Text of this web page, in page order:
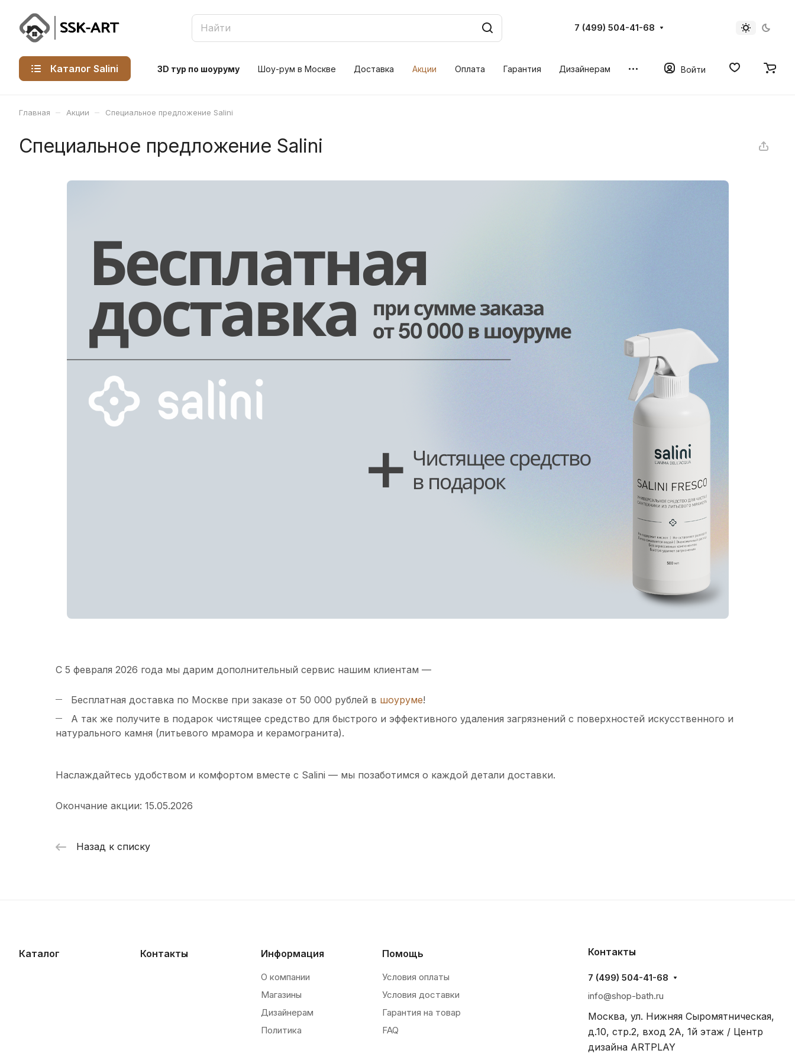
7 (499) 504-41-68
Каталог Salini 3D тур по шоуруму Шоу-рум в Москве Доставка Акции Оплата Гарантия Дизайнерам Войти
Главная – Акции – Специальное предложение Salini
Специальное предложение Salini
С 5 февраля 2026 года мы дарим дополнительный сервис нашим клиентам —
Бесплатная доставка по Москве при заказе от 50 000 рублей в шоуруме!
А так же получите в подарок чистящее средство для быстрого и эффективного удаления загрязнений с поверхностей искусственного и
натурального камня (литьевого мрамора и керамогранита).
Наслаждайтесь удобством и комфортом вместе с Salini — мы позаботимся о каждой детали доставки.
Окончание акции: 15.05.2026
Назад к списку
Каталог Контакты Информация
О компании
Магазины
Дизайнерам
Политика
Помощь
Условия оплаты
Условия доставки
Гарантия на товар
FAQ
Контакты
7 (499) 504-41-68
info@shop-bath.ru
Москва, ул. Нижняя Сыромятническая,
д.10, стр.2, вход 2A, 1й этаж / Центр
дизайна ARTPLAY